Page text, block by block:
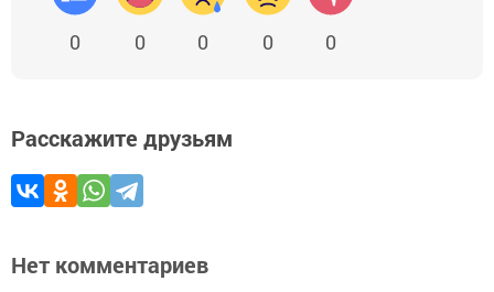
0 0 0 0 0
Расскажите друзьям
Нет комментариев